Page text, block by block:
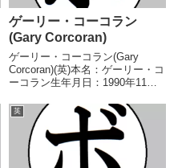
ゲーリー・コーコラン
(Gary Corcoran)
ゲーリー・コーコラン(Gary
Corcoran)(英)本名：ゲーリー・コ
ーコラン生年月日：1990年11月
(8KO)3敗【獲得タイトル】WBO
インターコンチネンタルスーパー
ウェルター級王座WBOインター
コン...
英